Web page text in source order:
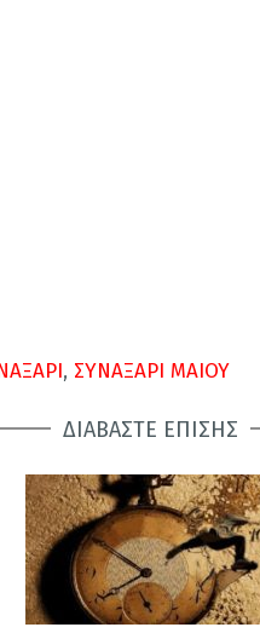
, ΣΥΝΑΞΑΡΙ ΜΑΙΟΥ
ΔΙΑΒΑΣΤΕ ΕΠΙΣΗΣ